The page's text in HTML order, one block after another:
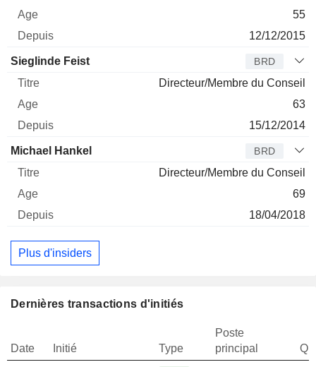
55
12/12/2015
Sieglinde Feist BRD
Directeur/Membre du Conseil
63
15/12/2014
Michael Hankel BRD
Directeur/Membre du Conseil
69
18/04/2018
Plus d'insiders
Dernières transactions d'initiés
Date Initié Type
Poste
principal